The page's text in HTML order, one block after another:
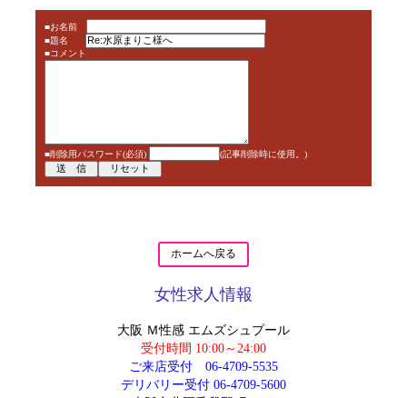
■お名前
■題名
■コメント
■削除用パスワード(必須) (記事削除時に使用。)
ホームへ戻る
女性求人情報
大阪 Ｍ性感 エムズシュプール
受付時間 10:00～24:00
ご来店受付 06-4709-5535
デリバリー受付 06-4709-5600